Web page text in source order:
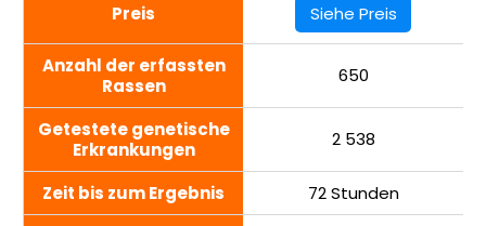
Preis Siehe Preis
Anzahl der erfassten
Rassen
650
Getestete genetische
Erkrankungen
2 538
Zeit bis zum Ergebnis 72 Stunden